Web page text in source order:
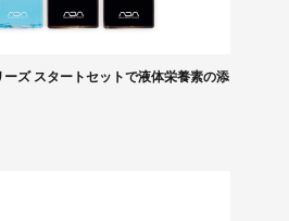
ズ スタートセットで液体栄養素の添